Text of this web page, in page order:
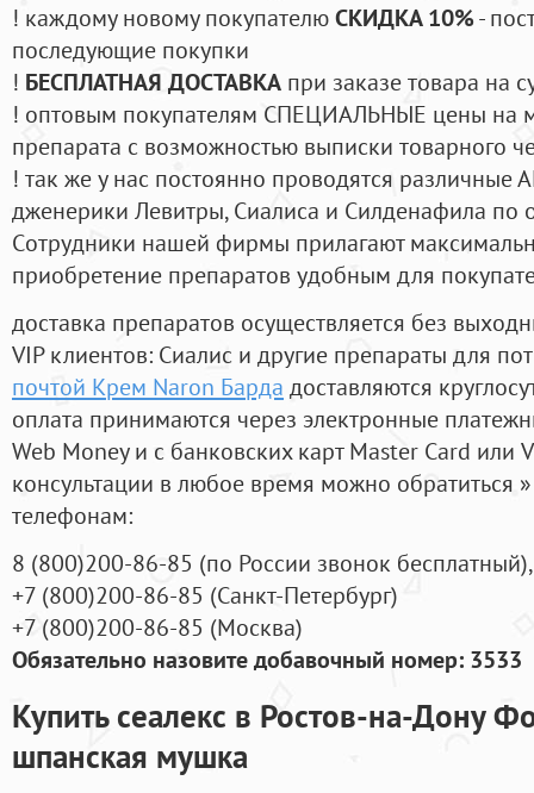
! каждому новому покупателюСКИДКА 10%-
последующие покупки
! БЕСПЛАТНАЯ ДОСТАВКА при заказе товара на
! оптовым покупателям СПЕЦИАЛЬНЫЕ цены на
препарата с возможностью выписки товарного
! так же у нас постоянно проводятся
дженерики Левитры, Сиалиса и Силденафила по
Cотрудники нашей фирмы прилагают
приобретение препаратов удобным для
доставка препаратов осуществляется без
VIP клиентов: Сиалис и другие препараты для
почтой Крем Naron Барда доставляются
оплата принимаются через электронные
Web Money и с банковских карт Master Card или
консультации в любое время можно обратиться
телефонам:
8 (800)200-86-85 (по России звонок бесплатный),
+7 (800)200-86-85 (Санкт-Петербург)
+7 (800)200-86-85 (Москва)
Обязательно назовите добавочный номер: 3533
Купить сеалекс в Ростов-на-Дону
шпанская мушка